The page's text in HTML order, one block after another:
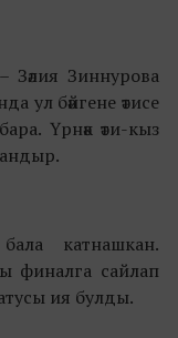
Зиннурова
ул бәйгене әтисе
Үрнәк әти-кыз
катнашкан.
финалга сайлап
ия булды.